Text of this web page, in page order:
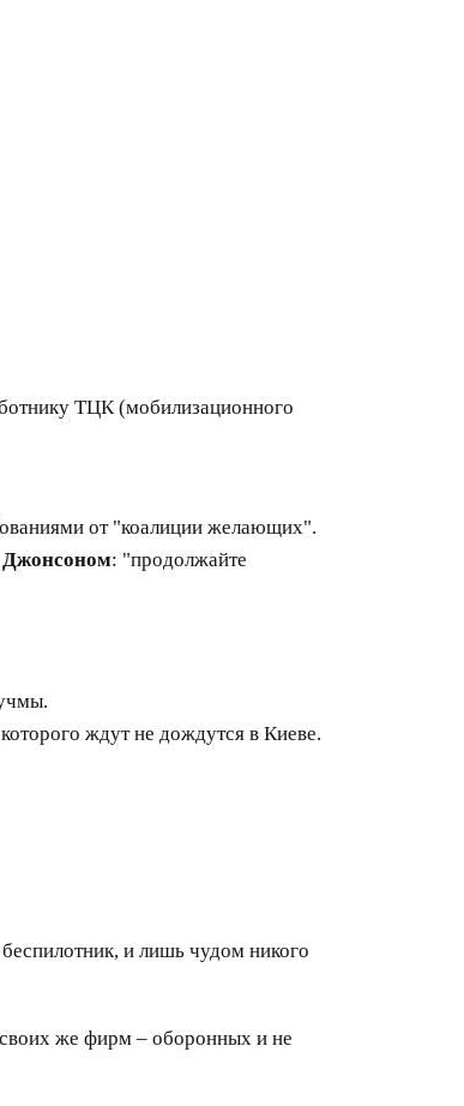
ТЦК (мобилизационного
от "коалиции желающих".
: "продолжайте
ждут не дождутся в Киеве.
и лишь чудом никого
же фирм – оборонных и не